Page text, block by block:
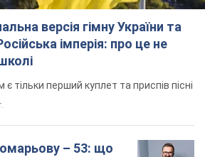
версія гімну України та
імперія: про це не
перший куплет та приспів пісні
– 53: що